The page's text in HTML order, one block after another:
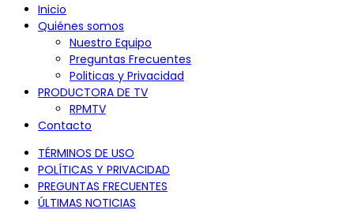
Inicio
Quiénes somos
Nuestro Equipo
Preguntas Frecuentes
Politicas y Privacidad
PRODUCTORA DE TV
RPMTV
Contacto
TÉRMINOS DE USO
POLÍTICAS Y PRIVACIDAD
PREGUNTAS FRECUENTES
ÚLTIMAS NOTICIAS